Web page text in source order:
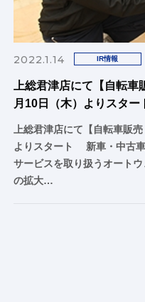
2022.1.14 IR情報
上総君津店にて【自転
月10日（木）よりスター
上総君津店にて【自転車販
よりスタート 新車・中古
サービスを取り扱うオート
の拡大…